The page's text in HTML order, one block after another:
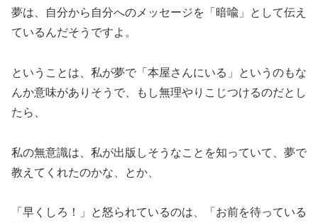
夢は、自分から自分へのメッセージを「暗喩」として伝え
ているんだそうですよ。
ということは、私が夢で「本屋さんにいる」というのもな
んか意味がありそうで、もし無理やりこじつけるのだとし
たら、
私の無意識は、私が出版しそうなことを知っていて、夢で
教えてくれたのかな、とか、
「早くしろ！」と怒られているのは、「お前を待っている